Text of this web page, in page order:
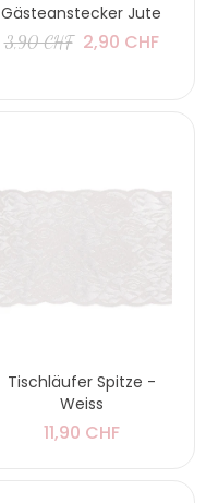
Gästeanstecker Jute
3,90 CHF 2,90 CHF
Tischläufer Spitze -
Weiss
11,90 CHF